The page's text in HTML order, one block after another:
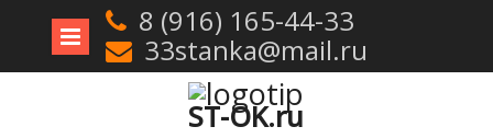
Перейти
8 (916) 165-44-33
33stanka@mail.ru
ST-OK.ru